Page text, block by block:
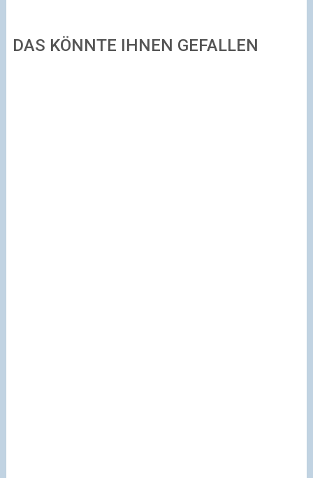
DAS KÖNNTE IHNEN GEFALLEN